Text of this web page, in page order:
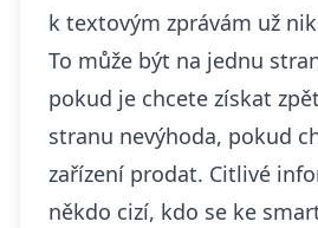
k textovým zprávám už
To může být na jednu
pokud je chcete získat
stranu nevýhoda, pokud
zařízení prodat. Citlivé
někdo cizí, kdo se ke